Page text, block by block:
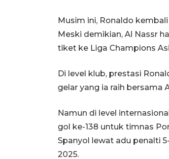
Musim ini, Ronaldo
Meski demikian, Al Nassr
tiket ke Liga Champions
Di level klub, prestasi
gelar yang ia raih bersama
Namun di level
gol ke-138 untuk timnas
Spanyol lewat adu penalti
2025.